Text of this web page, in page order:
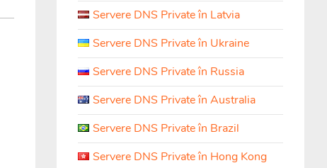
Servere DNS Private în Latvia
Servere DNS Private în Ukraine
Servere DNS Private în Russia
Servere DNS Private în Australia
Servere DNS Private în Brazil
Servere DNS Private în Hong Kong